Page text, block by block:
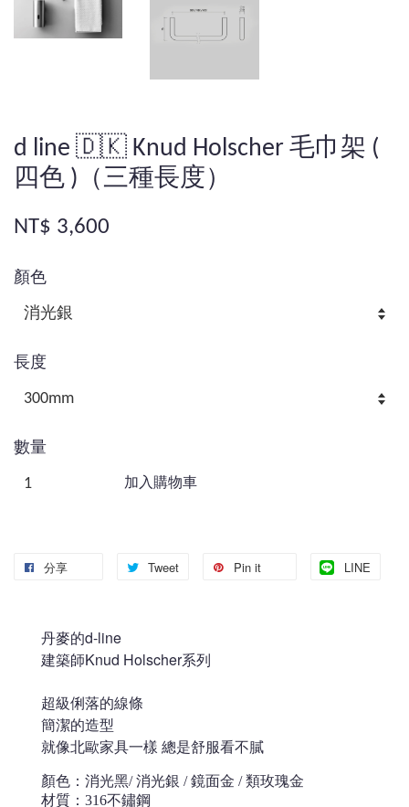
d line 🇩🇰 Knud Holscher 毛巾架 (
四色 )（三種長度）
NT$ 3,600
顏色
長度
數量
加入購物車
分享 Tweet Pin it LINE
丹麥的d-line
建築師Knud Holscher系列
超級俐落的線條
簡潔的造型
就像北歐家具一樣 總是舒服看不膩
顏色：消光黑/ 消光銀 / 鏡面金 / 類玫瑰金
材質：316不鏽鋼